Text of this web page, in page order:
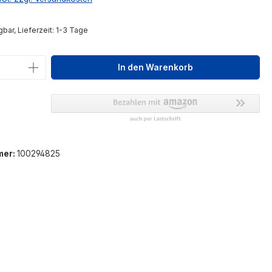
Lieferzeit: 1-3 Tage
Anzahl: Gib den gewünschten Wert
In den Warenkorb
100294825